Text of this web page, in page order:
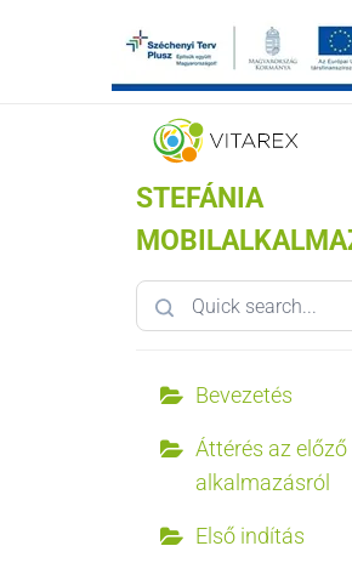
STEFÁNIA
Bevezetés
Áttérés az előző
alkalmazásról
Első indítás